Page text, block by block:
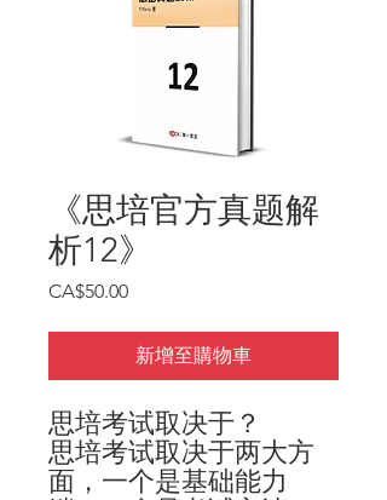
《思培官方真题解
析12》
CA$50.00價
新增至購物車
思培考试取决于？
思培考试取决于两大方
面， 一个是基础能力